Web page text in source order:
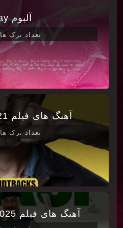
آلبوم Play
تعداد ترک ها 13
آهنگ های فیلم Nobody 2021
تعداد ترک ها 13
آهنگ های فیلم The Pickup 2025